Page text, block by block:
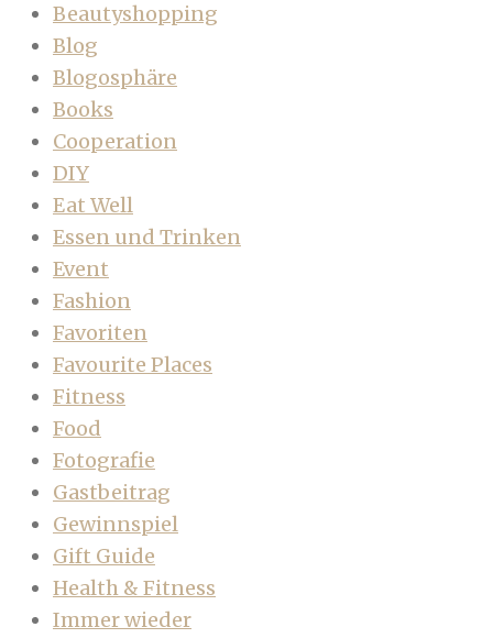
Beautyshopping
Blog
Blogosphäre
Books
Cooperation
DIY
Eat Well
Essen und Trinken
Event
Fashion
Favoriten
Favourite Places
Fitness
Food
Fotografie
Gastbeitrag
Gewinnspiel
Gift Guide
Health & Fitness
Immer wieder